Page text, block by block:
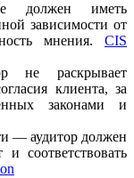
должен иметь
зависимости от
мнения. CIS
не раскрывает
клиента, за
законами и
— аудитор должен
соответствовать